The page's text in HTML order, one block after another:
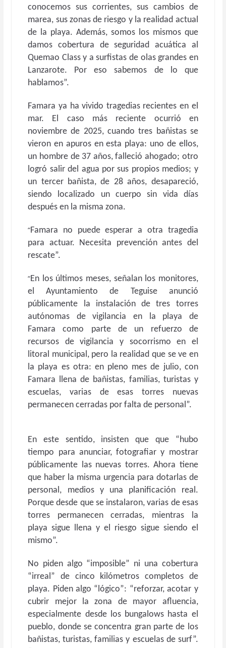
conocemos sus corrientes, sus cambios de
marea, sus zonas de riesgo y la realidad actual
de la playa. Además, somos los mismos que
damos cobertura de seguridad acuática al
Quemao Class y a surfistas de olas grandes en
Lanzarote. Por eso sabemos de lo que
hablamos”.
Famara ya ha vivido tragedias recientes en el
mar. El caso más reciente ocurrió en
noviembre de 2025, cuando tres bañistas se
vieron en apuros en esta playa: uno de ellos,
un hombre de 37 años, falleció ahogado; otro
logró salir del agua por sus propios medios; y
un tercer bañista, de 28 años, desapareció,
siendo localizado un cuerpo sin vida días
después en la misma zona.
“Famara no puede esperar a otra tragedia
para actuar. Necesita prevención antes del
rescate”.
“En los últimos meses, señalan los monitores,
el Ayuntamiento de Teguise anunció
públicamente la instalación de tres torres
autónomas de vigilancia en la playa de
Famara como parte de un refuerzo de
recursos de vigilancia y socorrismo en el
litoral municipal, pero la realidad que se ve en
la playa es otra: en pleno mes de julio, con
Famara llena de bañistas, familias, turistas y
escuelas, varias de esas torres nuevas
permanecen cerradas por falta de personal”.
En este sentido, insisten que que “hubo
tiempo para anunciar, fotografiar y mostrar
públicamente las nuevas torres. Ahora tiene
que haber la misma urgencia para dotarlas de
personal, medios y una planificación real.
Porque desde que se instalaron, varias de esas
torres permanecen cerradas, mientras la
playa sigue llena y el riesgo sigue siendo el
mismo”.
No piden algo “imposible” ni una cobertura
“irreal” de cinco kilómetros completos de
playa. Piden algo “lógico”: “reforzar, acotar y
cubrir mejor la zona de mayor afluencia,
especialmente desde los bungalows hasta el
pueblo, donde se concentra gran parte de los
bañistas, turistas, familias y escuelas de surf”.